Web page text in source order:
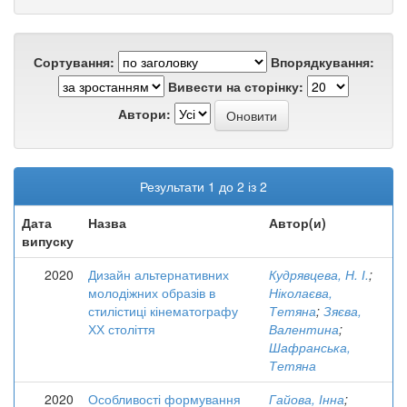
Сортування:
Впорядкування:
Вивести на сторінку:
Автори:
Результати 1 до 2 із 2
Дата
випуску
Назва Автор(и)
2020
Дизайн альтернативних
молодіжних образів в
стилістиці кінематографу
ХХ століття
Кудрявцева, Н. І.;
Ніколаєва,
Тетяна; Зяєва,
Валентина;
Шафранська,
Тетяна
2020
Особливості формування Гайова, Інна;